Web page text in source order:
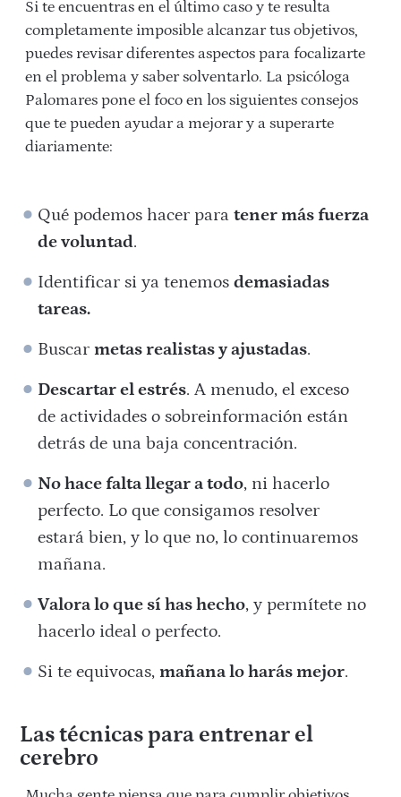
Si te encuentras en el último caso y te resulta
completamente imposible alcanzar tus objetivos,
puedes revisar diferentes aspectos para focalizarte
en el problema y saber solventarlo. La psicóloga
Palomares pone el foco en los siguientes consejos
que te pueden ayudar a mejorar y a superarte
diariamente:
Qué podemos hacer paratener más fuerza
de voluntad.
Identificar si ya tenemosdemasiadas
tareas.
Buscar metas realistas y ajustadas.
Descartar el estrés. A menudo, el exceso
de actividades o sobreinformación están
detrás de una baja concentración.
No hace falta llegar a todo, ni hacerlo
perfecto. Lo que consigamos resolver
estará bien, y lo que no, lo continuaremos
mañana.
Valora lo que sí has hecho, y permítete no
hacerlo ideal o perfecto.
Si te equivocas, mañana lo harás mejor.
Las técnicas para entrenar el
cerebro